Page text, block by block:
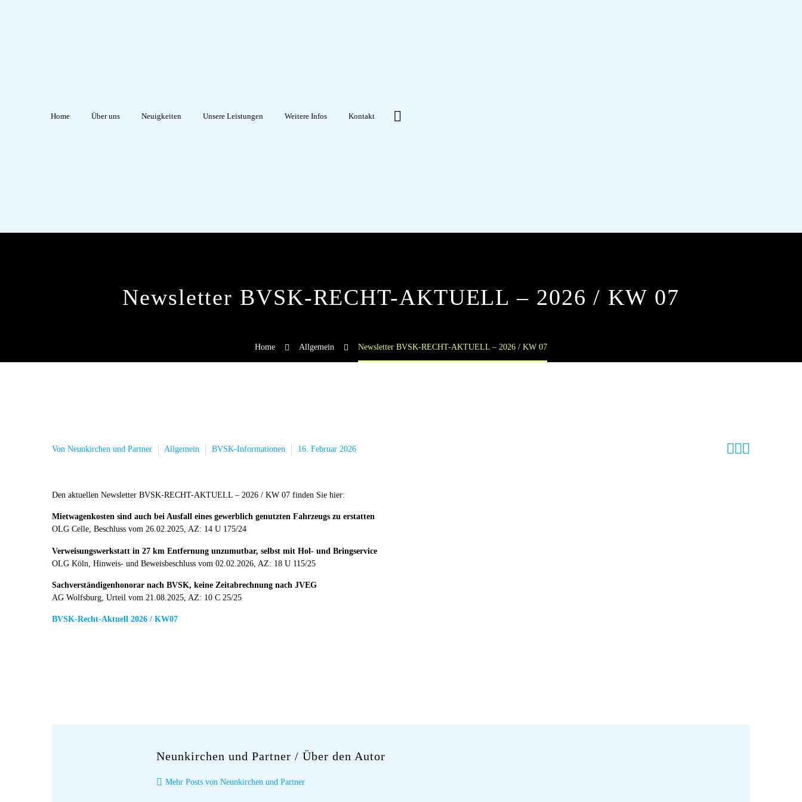
Home Über uns Neuigkeiten Unsere Leistungen Weitere Infos Kontakt
Newsletter BVSK-RECHT-AKTUELL – 2026 / KW 07
Home Allgemein Newsletter BVSK-RECHT-AKTUELL – 2026 / KW 07

Von Neunkirchen und Partner Allgemein BVSK-Informationen 16. Februar 2026
Den aktuellen Newsletter BVSK-RECHT-AKTUELL – 2026 / KW 07 finden Sie hier:
Mietwagenkosten sind auch bei Ausfall eines gewerblich genutzten Fahrzeugs zu erstatten
OLG Celle, Beschluss vom 26.02.2025, AZ: 14 U 175/24
Verweisungswerkstatt in 27 km Entfernung unzumutbar, selbst mit Hol- und Bringservice
OLG Köln, Hinweis- und Beweisbeschluss vom 02.02.2026, AZ: 18 U 115/25
Sachverständigenhonorar nach BVSK, keine Zeitabrechnung nach JVEG
AG Wolfsburg, Urteil vom 21.08.2025, AZ: 10 C 25/25
BVSK-Recht-Aktuell 2026 / KW07
Neunkirchen und Partner / Über den Autor
Mehr Posts von Neunkirchen und Partner